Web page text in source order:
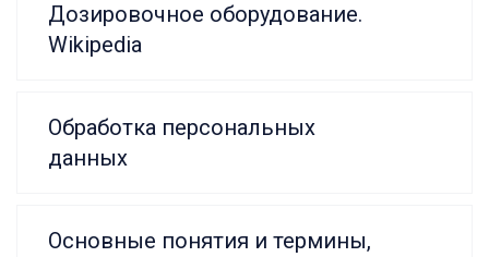
Дозировочное оборудование.
Wikipedia
Обработка персональных
данных
Основные понятия и термины,